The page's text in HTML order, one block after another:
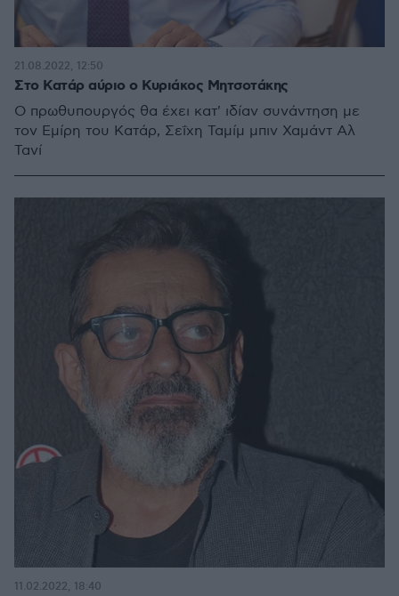
Στο Κατάρ αύριο ο Κυριάκος Μητσοτάκης
Ο πρωθυπουργός θα έχει κατ' ιδίαν συνάντηση με
τον Εμίρη του Κατάρ, Σεΐχη Ταμίμ μπιν Χαμάντ Αλ
Τανί
21.08.2022, 12:50
11.02.2022, 18:40